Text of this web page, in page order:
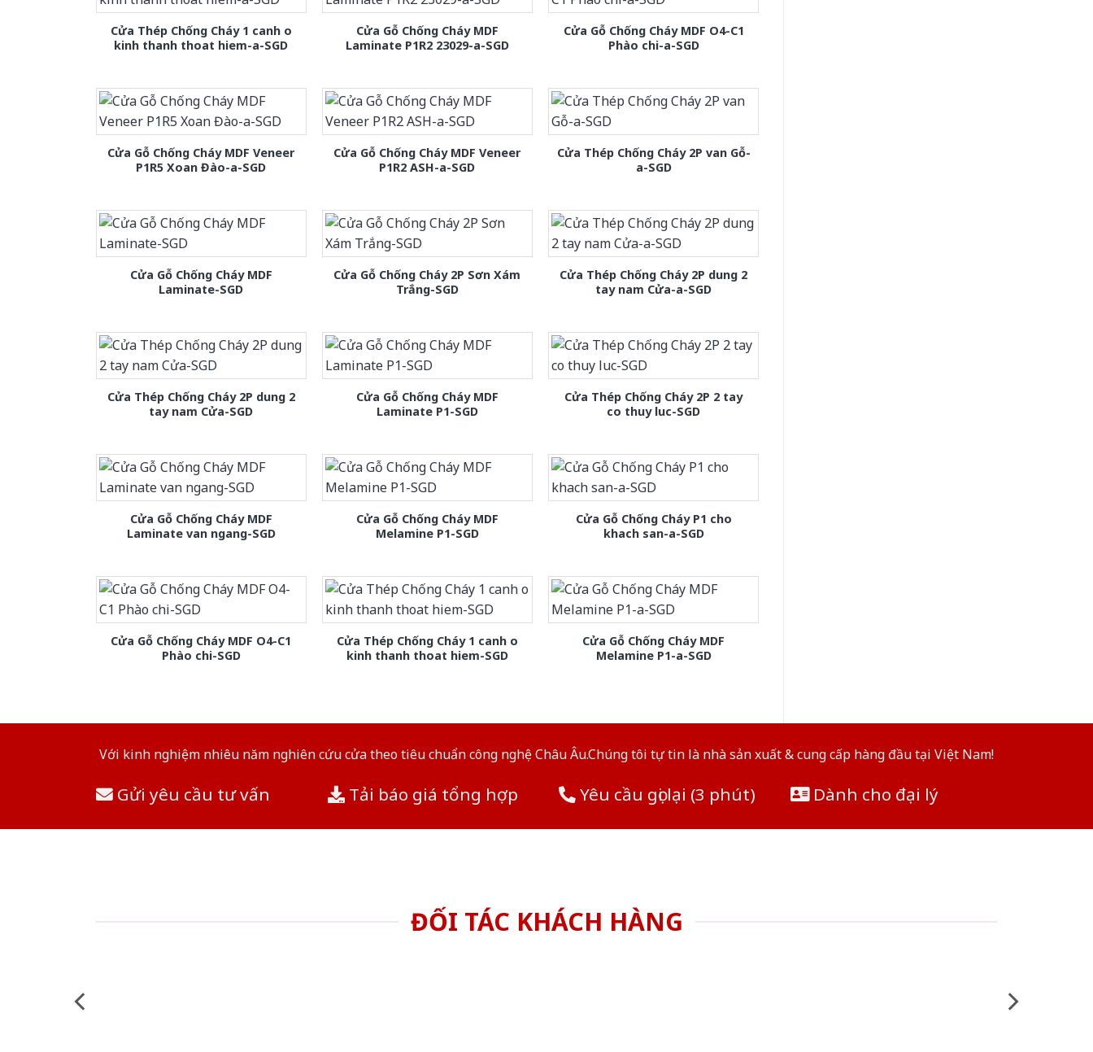
Cửa Thép Chống Cháy 1 canh o
kinh thanh thoat hiem-a-SGD
Cửa Gỗ Chống Cháy MDF
Laminate P1R2 23029-a-SGD
Cửa Gỗ Chống Cháy MDF O4-C1
Phào chi-a-SGD
Cửa Gỗ Chống Cháy MDF Veneer
P1R5 Xoan Đào-a-SGD
Cửa Gỗ Chống Cháy MDF Veneer
P1R2 ASH-a-SGD
Cửa Thép Chống Cháy 2P van Gỗ-
a-SGD
Cửa Gỗ Chống Cháy MDF
Laminate-SGD
Cửa Gỗ Chống Cháy 2P Sơn Xám
Trắng-SGD
Cửa Thép Chống Cháy 2P dung 2
tay nam Cửa-a-SGD
Cửa Thép Chống Cháy 2P dung 2
tay nam Cửa-SGD
Cửa Gỗ Chống Cháy MDF
Laminate P1-SGD
Cửa Thép Chống Cháy 2P 2 tay
co thuy luc-SGD
Cửa Gỗ Chống Cháy MDF
Laminate van ngang-SGD
Cửa Gỗ Chống Cháy MDF
Melamine P1-SGD
Cửa Gỗ Chống Cháy P1 cho
khach san-a-SGD
Cửa Gỗ Chống Cháy MDF O4-C1
Phào chi-SGD
Cửa Thép Chống Cháy 1 canh o
kinh thanh thoat hiem-SGD
Cửa Gỗ Chống Cháy MDF
Melamine P1-a-SGD
Với kinh nghiệm nhiêu năm nghiên cứu cửa theo tiêu chuẩn công nghệ Châu Âu.Chúng tôi tự tin là nhà sản xuất & cung cấp hàng đầu tại Việt Nam!
Gửi yêu cầu tư vấn Tải báo giá tổng hợp Yêu cầu gọi lại (3 phút) Dành cho đại lý
ĐỐI TÁC KHÁCH HÀNG